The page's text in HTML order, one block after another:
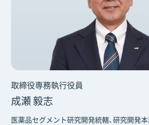
取締役専務執行役員
成瀬 毅志
医薬品セグメント研究開発統轄、研究開発